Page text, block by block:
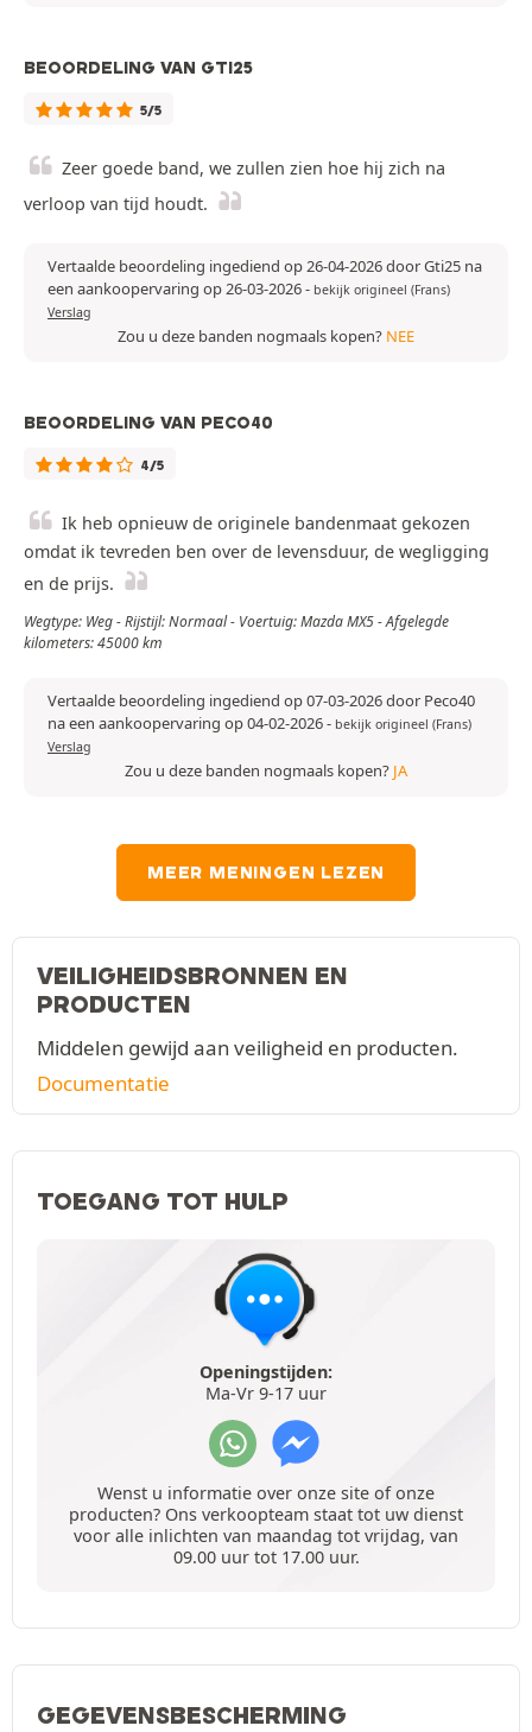
BEOORDELING VAN GTI25
5/5
Zeer goede band, we zullen zien hoe hij zich na
verloop van tijd houdt.
Vertaalde beoordeling ingediend op 26-04-2026 door Gti25 na
een aankoopervaring op 26-03-2026- bekijk origineel (Frans)
Verslag
Zou u deze banden nogmaals kopen? NEE
BEOORDELING VAN PECO40
4/5
Ik heb opnieuw de originele bandenmaat gekozen
omdat ik tevreden ben over de levensduur, de wegligging
en de prijs.
Wegtype: Weg - Rijstijl: Normaal - Voertuig: Mazda MX5 - Afgelegde
kilometers: 45000 km
Vertaalde beoordeling ingediend op 07-03-2026 door Peco40
na een aankoopervaring op 04-02-2026- bekijk origineel (Frans)
Verslag
Zou u deze banden nogmaals kopen? JA
MEER MENINGEN LEZEN
VEILIGHEIDSBRONNEN EN
PRODUCTEN
Middelen gewijd aan veiligheid en producten.
Documentatie
TOEGANG TOT HULP
Openingstijden:
Ma-Vr 9-17 uur
Wenst u informatie over onze site of onze
producten? Ons verkoopteam staat tot uw dienst
voor alle inlichten van maandag tot vrijdag, van
09.00 uur tot 17.00 uur.
GEGEVENSBESCHERMING